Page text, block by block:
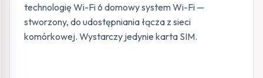
technologię Wi-Fi 6 domowy system Wi-Fi —
stworzony, do udostępniania łącza z sieci
komórkowej. Wystarczy jedynie karta SIM.